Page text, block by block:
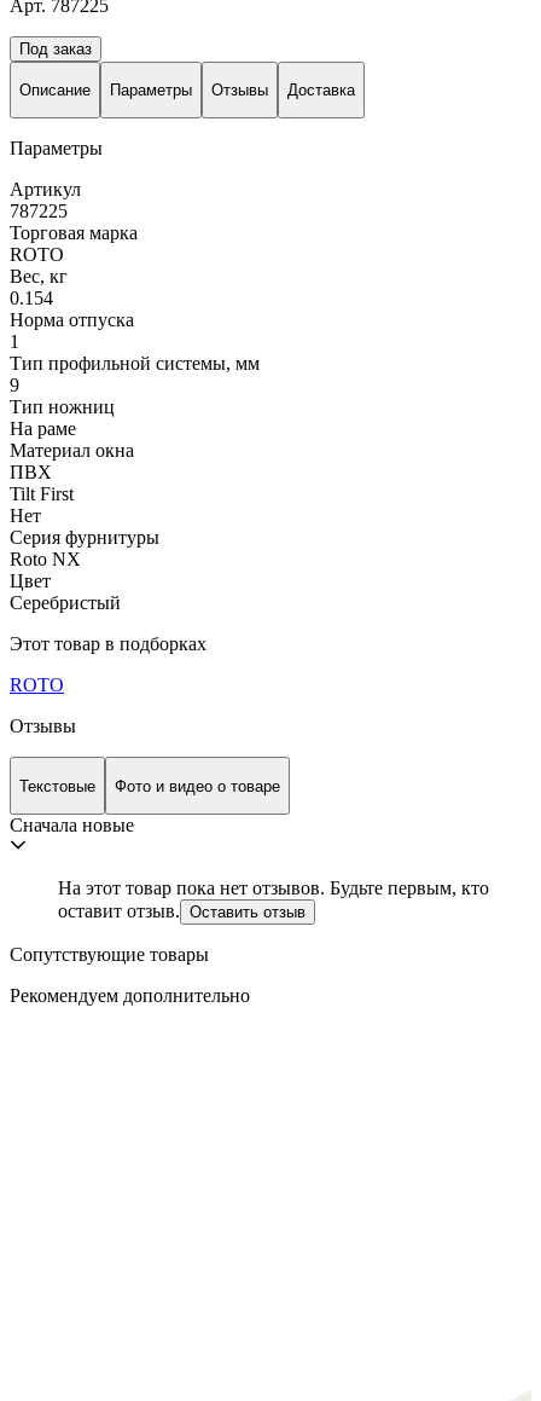
Арт. 787225
Под заказ
Описание Параметры Отзывы Доставка
Параметры
Артикул
787225
Торговая марка
ROTO
Вес, кг
0.154
Норма отпуска
1
Тип профильной системы, мм
9
Тип ножниц
На раме
Материал окна
ПВХ
Tilt First
Нет
Серия фурнитуры
Roto NX
Цвет
Серебристый
Этот товар в подборках
ROTO
Отзывы
Текстовые Фото и видео о товаре
Сначала новые
На этот товар пока нет отзывов. Будьте первым, кто
оставит отзыв. Оставить отзыв
Сопутствующие товары
Рекомендуем дополнительно